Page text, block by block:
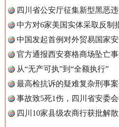
四川省公安厅征集新型黑恶
中方对6家美国实体采取反制
中国发起首例对外贸易国家
官方通报西安赛格商场坠亡
从“无产可执”到“全额执行”
最高检抗诉的疑难复杂刑事
事故致5死1伤，四川省安委
四川10家县级农商行获批解散
世界屋脊 天路回响